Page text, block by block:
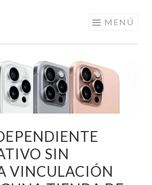
DE
MENÚ
SIN
VINCULACIÓN